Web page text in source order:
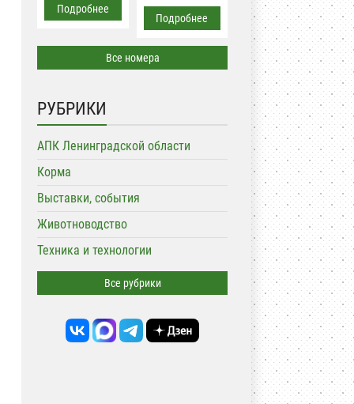
Подробнее
Подробнее
Все номера
РУБРИКИ
АПК Ленинградской области
Корма
Выставки, события
Животноводство
Техника и технологии
Все рубрики